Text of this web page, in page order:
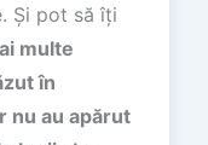
Și pot să îți
multe
în
nu au apărut